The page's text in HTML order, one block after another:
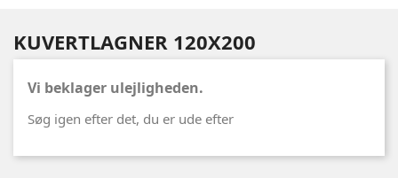
KUVERTLAGNER 120X200
Vi beklager ulejligheden.
Søg igen efter det, du er ude efter